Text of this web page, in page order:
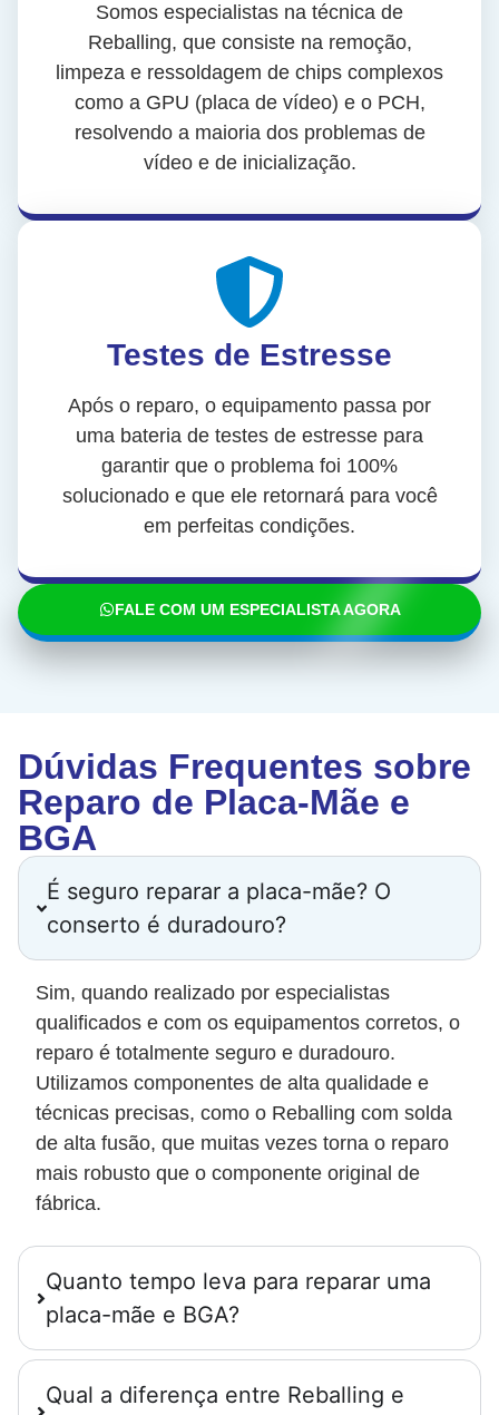
Somos especialistas na técnica de
Reballing, que consiste na remoção,
limpeza e ressoldagem de chips complexos
como a GPU (placa de vídeo) e o PCH,
resolvendo a maioria dos problemas de
vídeo e de inicialização.
Testes de Estresse
Após o reparo, o equipamento passa por
uma bateria de testes de estresse para
garantir que o problema foi 100%
solucionado e que ele retornará para você
em perfeitas condições.
FALE COM UM ESPECIALISTA AGORA
Dúvidas Frequentes sobre
Reparo de Placa-Mãe e
BGA
É seguro reparar a placa-mãe? O
conserto é duradouro?
Sim, quando realizado por especialistas
qualificados e com os equipamentos corretos, o
reparo é totalmente seguro e duradouro.
Utilizamos componentes de alta qualidade e
técnicas precisas, como o Reballing com solda
de alta fusão, que muitas vezes torna o reparo
mais robusto que o componente original de
fábrica.
Quanto tempo leva para reparar uma
placa-mãe e BGA?
Qual a diferença entre Reballing e